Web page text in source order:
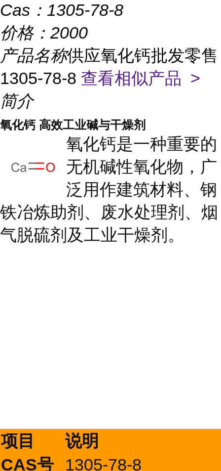
Cas： 1305-78-8
价格： 2000
产品名称供应氧化钙批发零售
1305-78-8 查看相似产品 >
简介
氧化钙 高效工业碱与干燥剂
氧化钙是一种重要的
无机碱性氧化物，广
泛用作建筑材料、钢
铁冶炼助剂、废水处理剂、烟
气脱硫剂及工业干燥剂。
项目
说明
CAS号
1305-78-8